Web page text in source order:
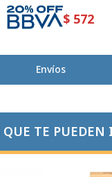
$ 572
Envíos
QUE TE PUEDEN